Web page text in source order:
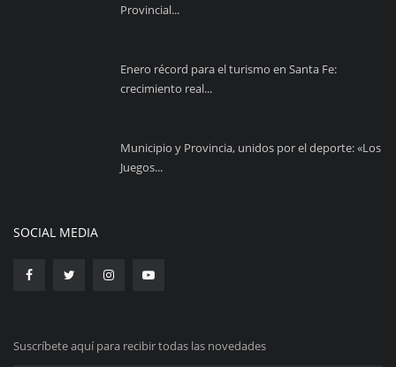
Provincial...
Enero récord para el turismo en Santa Fe:
crecimiento real...
Municipio y Provincia, unidos por el deporte: «Los
Juegos...
SOCIAL MEDIA
Suscríbete aquí para recibir todas las novedades